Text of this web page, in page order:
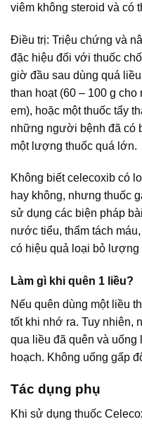
viêm không steroid và có
Điều trị: Triệu chứng và
đặc hiệu đối với thuốc
giờ đầu sau dùng quá
than hoạt (60 – 100 g
em), hoặc một thuốc tẩy
những người bệnh đã có
một lượng thuốc quá lớn.
Không biết celecoxib có
hay không, nhưng thuốc
sử dụng các biện pháp
nước tiểu, thẩm tách
có hiệu quả loại bỏ
Làm gì khi quên 1 liều?
Nếu quên dùng một liều
tốt khi nhớ ra. Tuy nhiên,
qua liều đã quên và
hoạch. Không uống gấp
Tác dụng phụ
Khi sử dụng thuốc